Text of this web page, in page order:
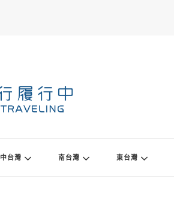
中台灣 南台灣 東台灣